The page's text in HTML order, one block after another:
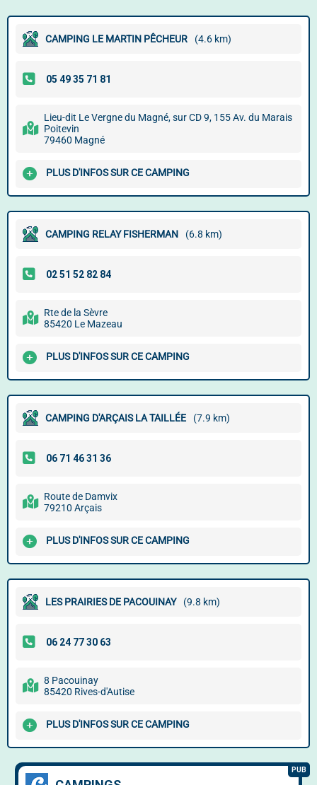
CAMPING LE MARTIN PÊCHEUR (4.6 km)
Lieu-dit Le Vergne du Magné, sur CD 9, 155 Av. du Marais
Poitevin
79460 Magné
PLUS D'INFOS SUR CE CAMPING
CAMPING RELAY FISHERMAN (6.8 km)
Rte de la Sèvre
85420 Le Mazeau
PLUS D'INFOS SUR CE CAMPING
CAMPING D'ARÇAIS LA TAILLÉE (7.9 km)
Route de Damvix
79210 Arçais
PLUS D'INFOS SUR CE CAMPING
LES PRAIRIES DE PACOUINAY (9.8 km)
8 Pacouinay
85420 Rives-d'Autise
PLUS D'INFOS SUR CE CAMPING